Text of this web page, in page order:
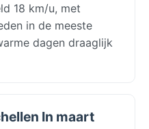
18 km/u, met
in de meeste
dagen draaglijk
In maart